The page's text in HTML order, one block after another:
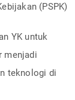
(PSPK)
YK untuk
menjadi
teknologi di